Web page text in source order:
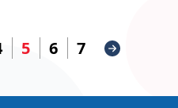
5 6 7